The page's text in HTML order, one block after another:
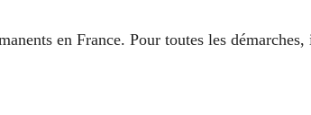
en France. Pour toutes les